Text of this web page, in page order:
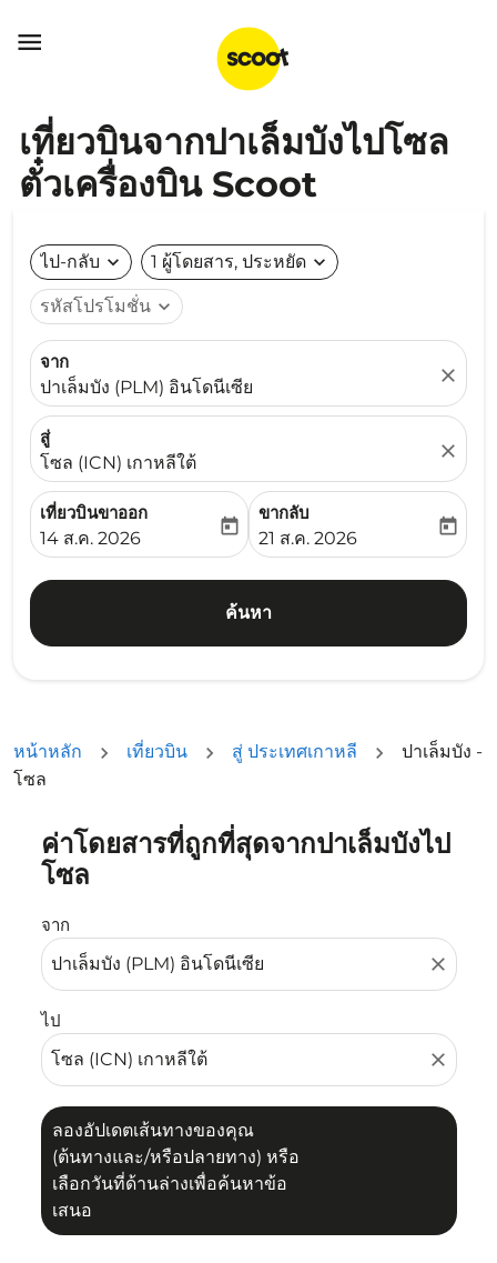

เที่ยวบินจากปาเล็มบังไปโซล
ตั๋วเครื่องบิน Scoot
ไป-กลับ expand_more 1 ผู้โดยสาร, ประหยัด expand_more
รหัสโปรโมชั่น expand_more
จาก
ปาเล็มบัง (PLM) อินโดนีเซีย
close
สู่
โซล (ICN) เกาหลีใต้
close
เที่ยวบินขาออก
fc-booking-departure-date-aria-label
14 ส.ค. 2026
today
ขากลับ
fc-booking-return-date-
21 ส.ค. 2026
today
ค้นหา
หน้าหลัก เที่ยวบิน สู่ ประเทศเกาหลี
ปาเล็มบัง -
โซล
ค่าโดยสารที่ถูกที่สุดจากปาเล็มบังไป
โซล
จาก
close
ไป
close
ลองอัปเดตเส้นทางของคุณ
(ต้นทางและ/หรือปลายทาง) หรือ
เลือกวันที่ด้านล่างเพื่อค้นหาข้อ
เสนอ
ลองอัปเดตเส้นทางของคุณ (ต้นทางและ/หรือปลายทาง) หรื